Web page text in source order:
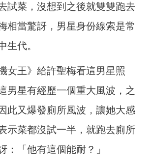
試菜，沒想到之後就雙雙跑去
相當驚訝，男星身份線索是常
生代。
女王》給許聖梅看這男星照
男星有經歷一個重大風波，之
此又爆發廁所風波，讓她大感
示菜都沒試一半，就跑去廁所
：「他有這個能耐？」